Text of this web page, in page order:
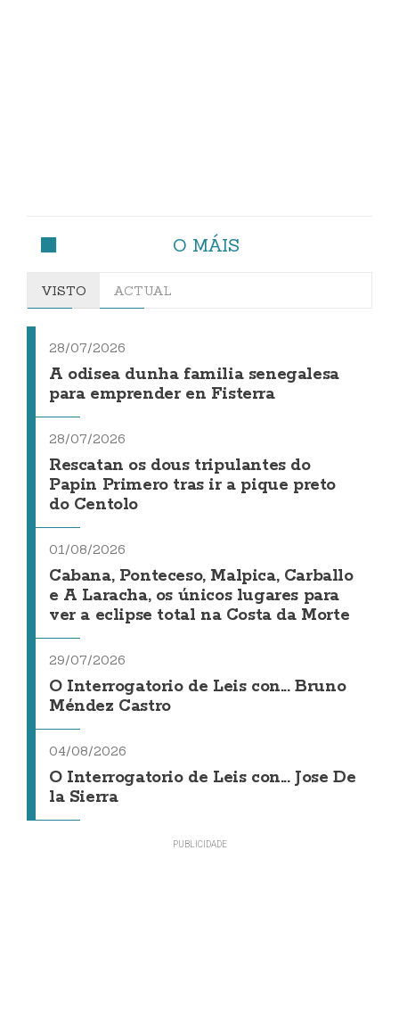
O MÁIS
VISTO ACTUAL
28/07/2026
A odisea dunha familia senegalesa
para emprender en Fisterra
28/07/2026
Rescatan os dous tripulantes do
Papin Primero tras ir a pique preto
do Centolo
01/08/2026
Cabana, Ponteceso, Malpica, Carballo
e A Laracha, os únicos lugares para
ver a eclipse total na Costa da Morte
29/07/2026
O Interrogatorio de Leis con... Bruno
Méndez Castro
04/08/2026
O Interrogatorio de Leis con... Jose De
la Sierra